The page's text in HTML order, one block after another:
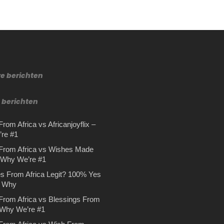
berichten
berichten
Africa vs Africanjoyflix –
#1
Africa vs Wishes Made
We’re #1
From Africa Legit? 100% Yes
Why
Africa vs Blessings From
We’re #1